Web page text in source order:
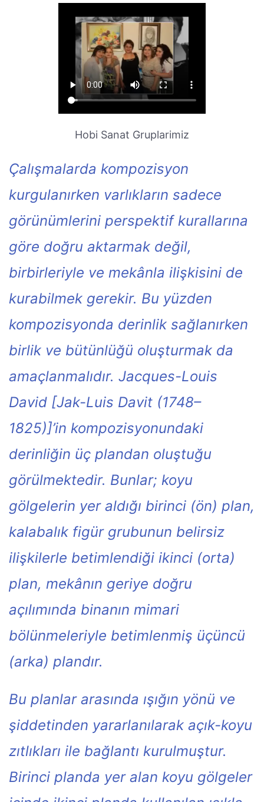
Hobi Sanat Gruplarimiz
Çalışmalarda kompozisyon
kurgulanırken varlıkların sadece
görünümlerini perspektif kurallarına
göre doğru aktarmak değil,
birbirleriyle ve mekânla ilişkisini de
kurabilmek gerekir. Bu yüzden
kompozisyonda derinlik sağlanırken
birlik ve bütünlüğü oluşturmak da
amaçlanmalıdır. Jacques-Louis
David [Jak-Luis Davit (1748–
1825)]’in kompozisyonundaki
derinliğin üç plandan oluştuğu
görülmektedir. Bunlar; koyu
gölgelerin yer aldığı birinci (ön) plan,
kalabalık figür grubunun belirsiz
ilişkilerle betimlendiği ikinci (orta)
plan, mekânın geriye doğru
açılımında binanın mimari
bölünmeleriyle betimlenmiş üçüncü
(arka) plandır.
Bu planlar arasında ışığın yönü ve
şiddetinden yararlanılarak açık-koyu
zıtlıkları ile bağlantı kurulmuştur.
Birinci planda yer alan koyu gölgeler